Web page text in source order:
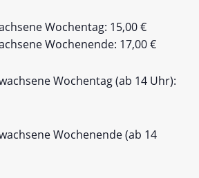
Wochentag: 15,00 €
Wochenende: 17,00 €
Wochentag (ab 14 Uhr):
Wochenende (ab 14